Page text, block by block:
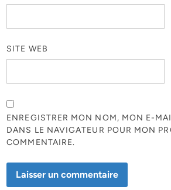
SITE WEB
ENREGISTRER MON NOM, MON E-
DANS LE NAVIGATEUR POUR MON
COMMENTAIRE.